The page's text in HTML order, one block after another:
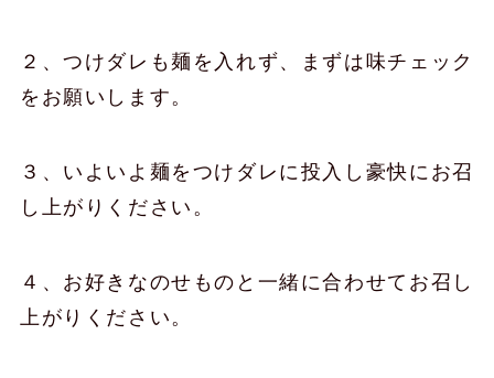
２、つけダレも麺を入れず、まずは味チェック
をお願いします。
３、いよいよ麺をつけダレに投入し豪快にお召
し上がりください。
４、お好きなのせものと一緒に合わせてお召し
上がりください。